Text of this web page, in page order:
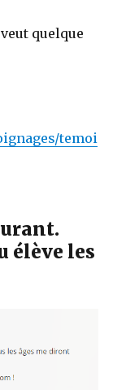
quelque
temoi
élève les